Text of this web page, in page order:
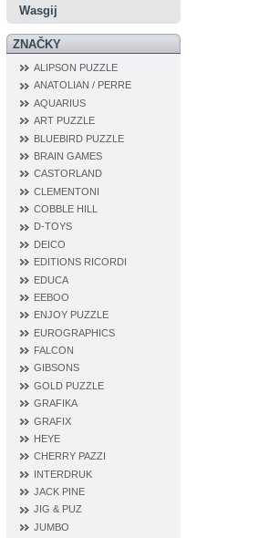
Wasgij
ZNAČKY
ALIPSON PUZZLE
ANATOLIAN / PERRE
AQUARIUS
ART PUZZLE
BLUEBIRD PUZZLE
BRAIN GAMES
CASTORLAND
CLEMENTONI
COBBLE HILL
D‐TOYS
DEICO
EDITIONS RICORDI
EDUCA
EEBOO
ENJOY PUZZLE
EUROGRAPHICS
FALCON
GIBSONS
GOLD PUZZLE
GRAFIKA
GRAFIX
HEYE
CHERRY PAZZI
INTERDRUK
JACK PINE
JIG & PUZ
JUMBO